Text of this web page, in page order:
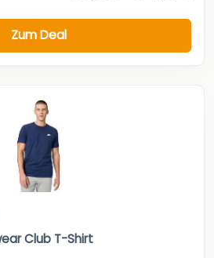
Zum Deal
Club T-Shirt